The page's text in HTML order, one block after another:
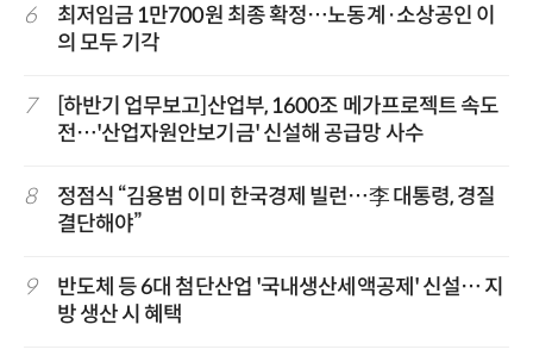
6
최저임금 1만700원 최종 확정…노동계·소상공인 이
의 모두 기각
7
[하반기 업무보고]산업부, 1600조 메가프로젝트 속도
전…'산업자원안보기금' 신설해 공급망 사수
8
정점식 “김용범 이미 한국경제 빌런…李 대통령, 경질
결단해야”
9
반도체 등 6대 첨단산업 '국내생산세액공제' 신설… 지
방 생산 시 혜택